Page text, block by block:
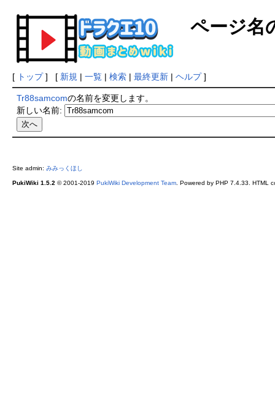
ページ名
[ トップ] [ 新規 | 一覧| 検索| 最終更新| ヘルプ]
Tr88samcomの名前を変更します。
新しい名前:
Site admin: みみっくほし
PukiWiki 1.5.2 © 2001-2019 PukiWiki Development Team. Powered by PHP 7.4.33. HTML